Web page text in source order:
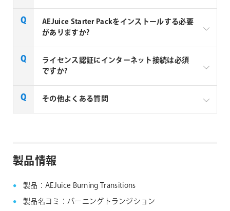
AEJuice 社製品は1ユーザーあたり1ライセンス必要と
なります。2ユーザーが利用する場合は2ライセンス必
AEJuice Starter Packをインストールする必要
がありますか?
AEJuice拡張パックのご利用には、AEJuice Starter
Packが必須となります。AEJuice Starter Packをイン
トールされ、Pack Manager上で拡張パックのインス
トールやライセンス認証が可能になります。
ライセンス認証にインターネット接続は必須
ですか?
AEJuice 社製品のライセンス認証と製品のご利用に
その他よくある質問
製品情報
製品：AEJuice Burning Transitions
製品名ヨミ：バーニングトランジション